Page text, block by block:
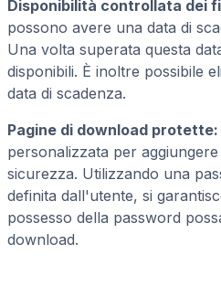
Disponibilità controllata dei
possono avere una data di
Una volta superata questa
disponibili. È inoltre possibile
data di scadenza.
Pagine di download protette:
personalizzata per
sicurezza. Utilizzando una
definita dall'utente, si
possesso della password
download.